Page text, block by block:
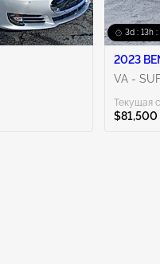
3d : 13h
2023
VA -
Текущая
$81,500